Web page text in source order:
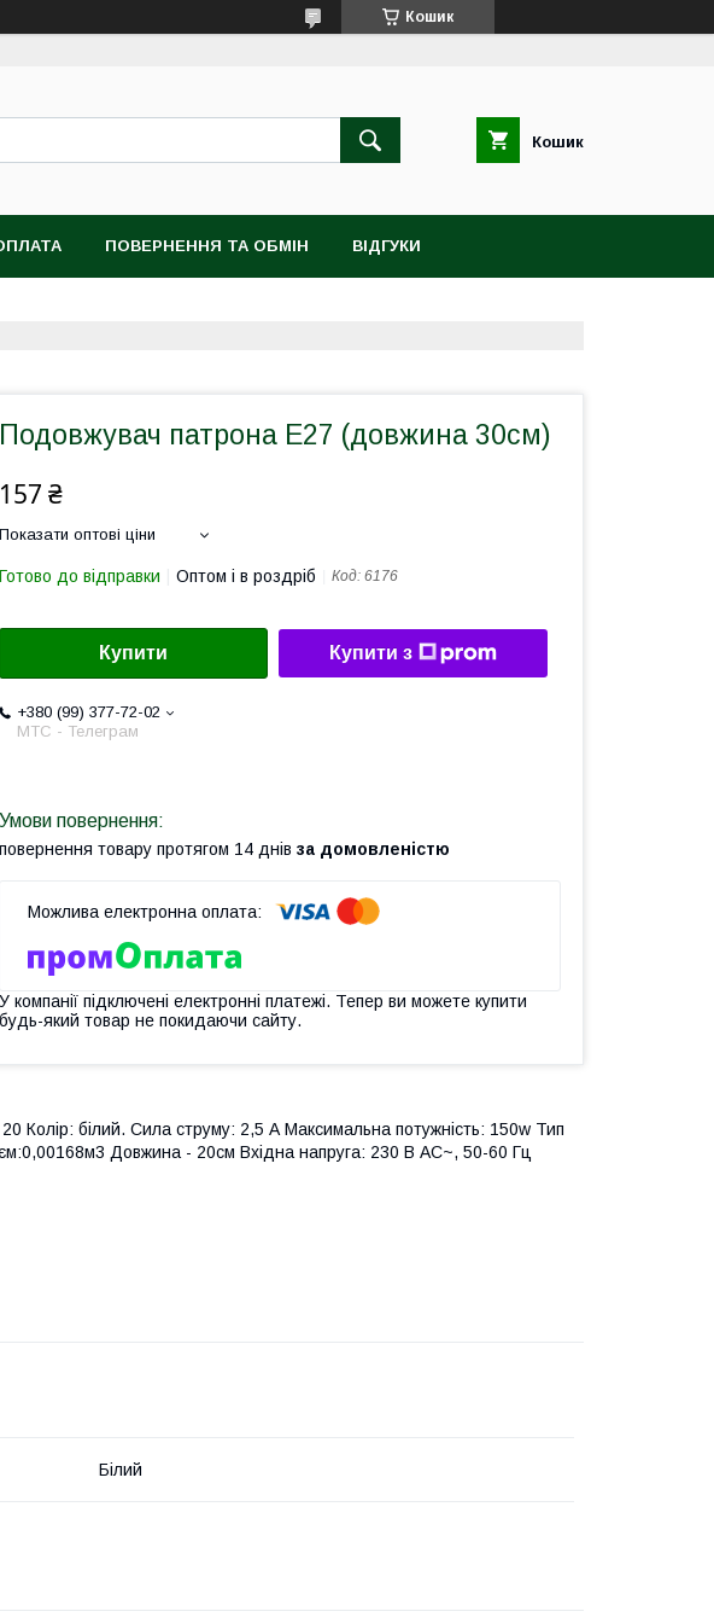
Кошик
Кошик
ПОВЕРНЕННЯ ТА ОБМІН ВІДГУКИ
Подовжувач патрона Е27 (довжина 30см)
157 ₴
Показати оптові ціни
Готово до відправки Оптом і в роздріб Код: 6176
Купити Купити з
+380 (99) 377-72-02
МТС - Телеграм
повернення товару протягом 14 днів за домовленістю
У компанії підключені електронні платежі. Тепер ви можете купити
будь-який товар не покидаючи сайту.
Колір: білий. Сила струму: 2,5 А Максимальна потужність: 150w Тип
Довжина - 20см Вхідна напруга: 230 В АС~, 50-60 Гц
Білий